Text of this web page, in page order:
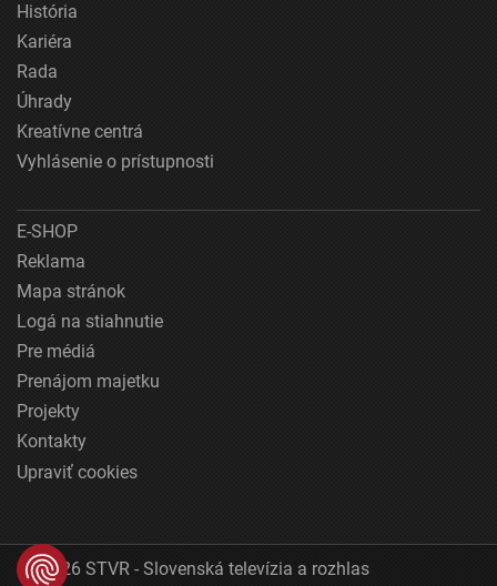
História
Kariéra
Rada
Úhrady
Kreatívne centrá
Vyhlásenie o prístupnosti
E-SHOP
Reklama
Mapa stránok
Logá na stiahnutie
Pre médiá
Prenájom majetku
Projekty
Kontakty
Upraviť cookies
© 2026 STVR - Slovenská televízia a rozhlas